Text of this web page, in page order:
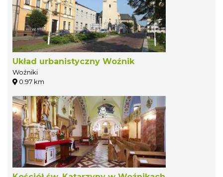
Układ urbanistyczny Woźnik
Woźniki
0.97 km